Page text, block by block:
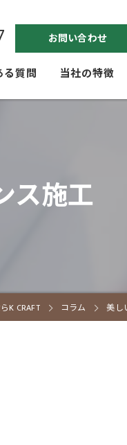
お問い合わせ
る質問 当社の特徴
玄関アプローチ
ス施工
K CRAFT コラム 美し